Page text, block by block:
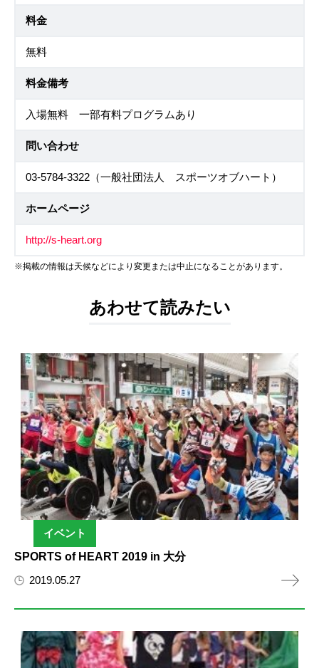
料金
無料
料金備考
入場無料 一部有料プログラムあり
問い合わせ
03-5784-3322（一般社団法人 スポーツオブハート）
ホームページ
http://s-heart.org
※掲載の情報は天候などにより変更または中止になることがあります。
あわせて読みたい
イベント
SPORTS of HEART 2019 in 大分
2019.05.27